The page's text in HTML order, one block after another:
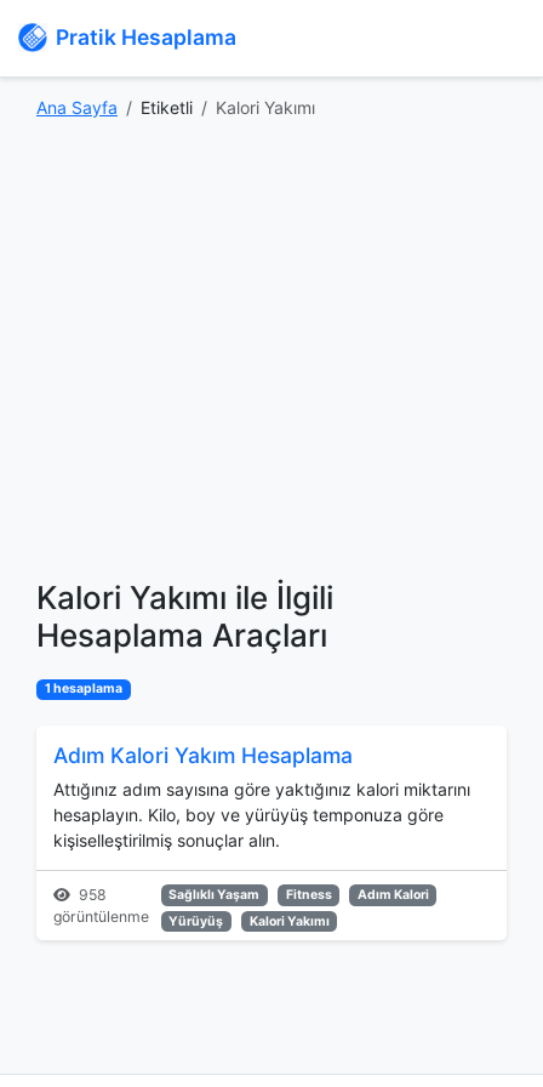
Pratik Hesaplama
Ana Sayfa Etiketli Kalori Yakımı
Kalori Yakımı ile İlgili
Hesaplama Araçları
1 hesaplama
Adım Kalori Yakım Hesaplama
Attığınız adım sayısına göre yaktığınız kalori miktarını
hesaplayın. Kilo, boy ve yürüyüş temponuza göre
kişiselleştirilmiş sonuçlar alın.
958
görüntülenme
Sağlıklı Yaşam Fitness
Adım Kalori
Yürüyüş
Kalori Yakımı